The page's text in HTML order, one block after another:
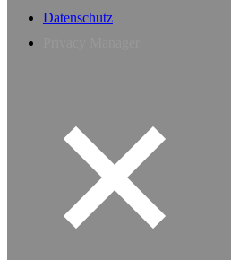
Datenschutz